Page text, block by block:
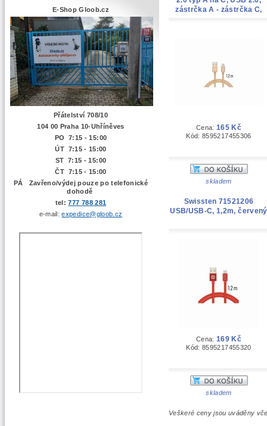
E-Shop Gloob.cz
Přátelství 708/10
104 00 Praha 10-Uhříněves
PO 7:15 - 15:00
ÚT 7:15 - 15:00
ST 7:15 - 15:00
ČT 7:15 - 15:00
PÁ Zavřeno/výdej pouze po telefonické
dohodě
tel:777 788 281
e-mail:expedice@gloob.cz
zástrčka A - zástrčka C,
Cena: 165 Kč
Kód: 8595217455306
skladem
Swissten 71521206
USB/USB-C, 1,2m, červený
Cena: 169 Kč
Kód: 8595217455320
skladem
Veškeré ceny jsou uváděny